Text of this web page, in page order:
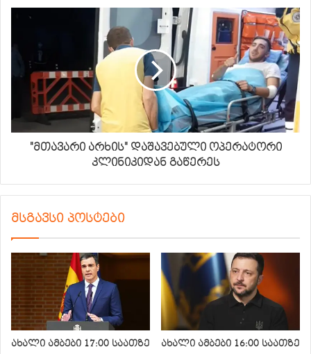
"მთავარი არხის" დაშავებული ოპერატორი
კლინიკიდან გაწერეს
მსგავსი პოსტები
ახალი ამბები 17:00 საათზე ახალი ამბები 16:00 საათზე